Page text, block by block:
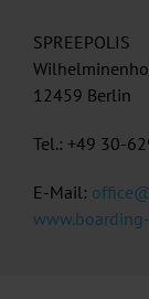
SPREEPOLIS
12459 Berlin
Tel.: +49 30-
E-Mail: